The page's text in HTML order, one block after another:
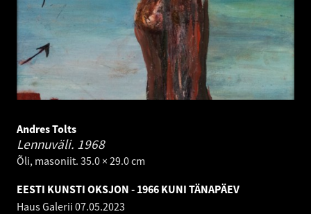
Andres Tolts
Lennuväli. 1968
Õli, masoniit. 35.0 × 29.0 cm
EESTI KUNSTI OKSJON - 1966 KUNI TÄNAPÄEV
Haus Galerii 07.05.2023